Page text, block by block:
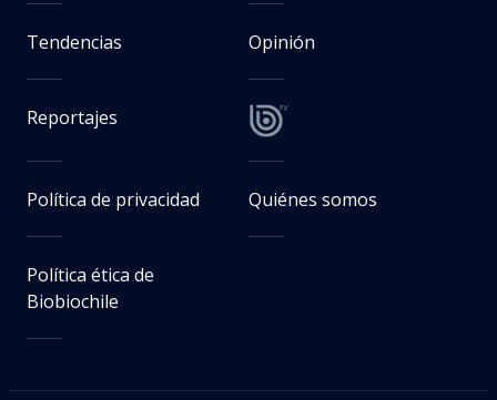
Tendencias Opinión
Reportajes
Política de privacidad Quiénes somos
Política ética de
Biobiochile